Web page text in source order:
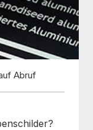
Abruf